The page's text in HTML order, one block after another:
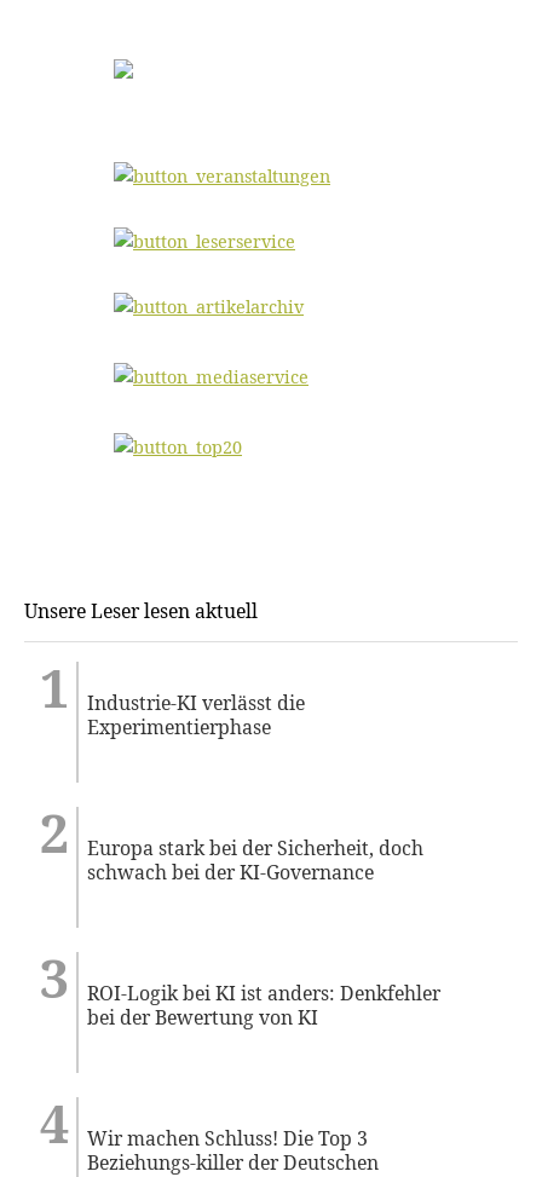
Unsere Leser lesen aktuell
Industrie-KI verlässt die
Experimentierphase
Europa stark bei der Sicherheit, doch
schwach bei der KI-Governance
ROI-Logik bei KI ist anders: Denkfehler
bei der Bewertung von KI
Wir machen Schluss! Die Top 3
Beziehungs-killer der Deutschen